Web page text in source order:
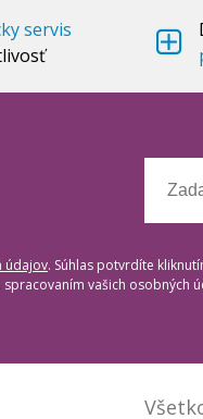
servis
údajov. Súhlas potvrdíte
vašich osobných